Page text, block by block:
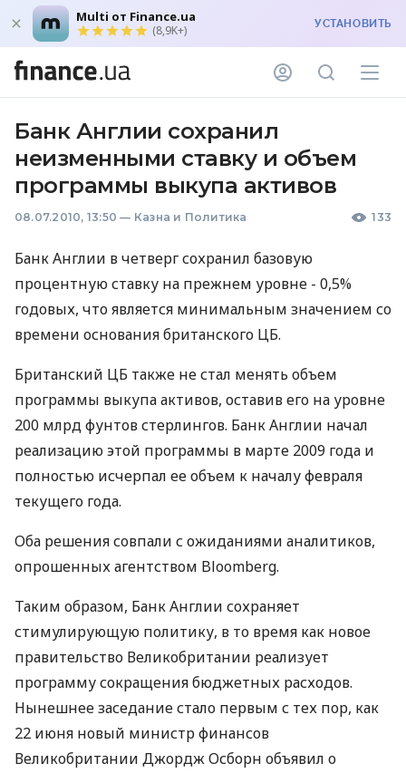
Multi от Finance.ua
(8,9K+) УСТАНОВИТЬ
Банк Англии сохранил
неизменными ставку и объем
программы выкупа активов
08.07.2010, 13:50 — Казна и Политика 133
Банк Англии в четверг сохранил базовую
процентную ставку на прежнем уровне - 0,5%
годовых, что является минимальным значением со
времени основания британского ЦБ.
Британский ЦБ также не стал менять объем
программы выкупа активов, оставив его на уровне
200 млрд фунтов стерлингов. Банк Англии начал
реализацию этой программы в марте 2009 года и
полностью исчерпал ее объем к началу февраля
текущего года.
Оба решения совпали с ожиданиями аналитиков,
опрошенных агентством Bloomberg.
Таким образом, Банк Англии сохраняет
стимулирующую политику, в то время как новое
правительство Великобритании реализует
программу сокращения бюджетных расходов.
Нынешнее заседание стало первым с тех пор, как
22 июня новый министр финансов
Великобритании Джордж Осборн объявил о